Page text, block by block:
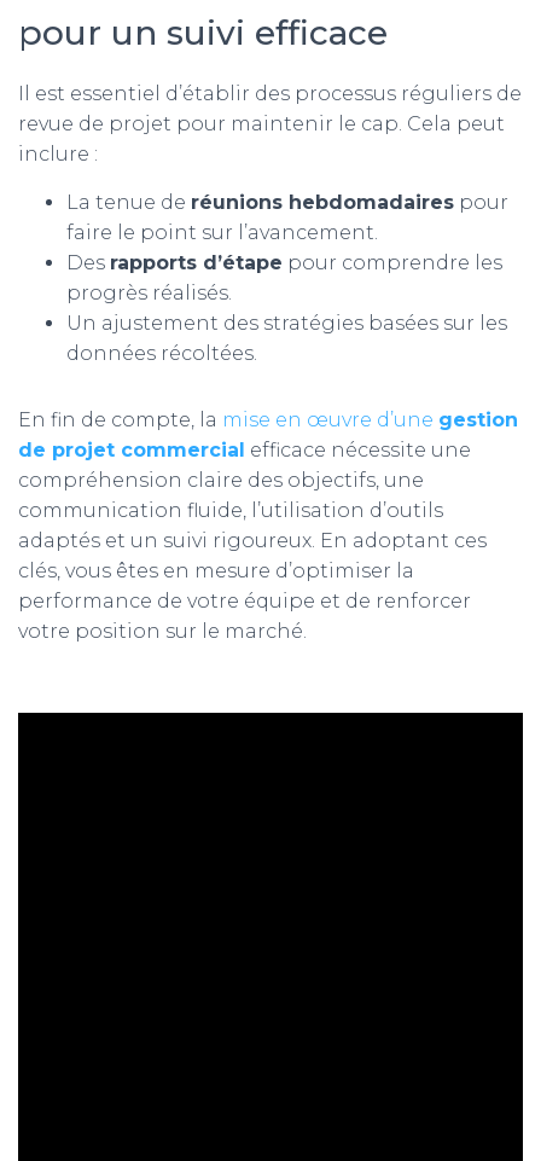
pour un suivi efficace
Il est essentiel d’établir des processus réguliers de
revue de projet pour maintenir le cap. Cela peut
inclure :
La tenue de réunions hebdomadaires pour
faire le point sur l’avancement.
Des rapports d’étape pour comprendre les
progrès réalisés.
Un ajustement des stratégies basées sur les
données récoltées.
En fin de compte, la mise en œuvre d’une gestion
de projet commercial efficace nécessite une
compréhension claire des objectifs, une
communication fluide, l’utilisation d’outils
adaptés et un suivi rigoureux. En adoptant ces
clés, vous êtes en mesure d’optimiser la
performance de votre équipe et de renforcer
votre position sur le marché.